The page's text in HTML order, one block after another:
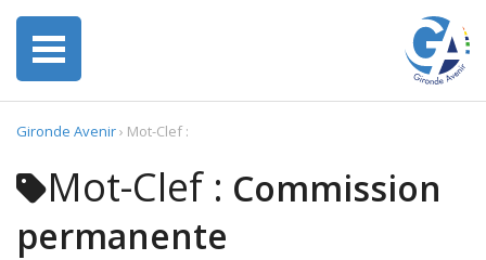
Gironde Avenir› Mot-Clef :
Mot-Clef : Commission
permanente